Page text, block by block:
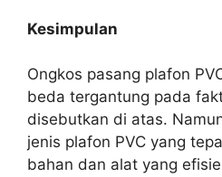
Kesimpulan
Ongkos pasang plafon
beda tergantung pada
disebutkan di atas.
jenis plafon PVC yang
bahan dan alat yang